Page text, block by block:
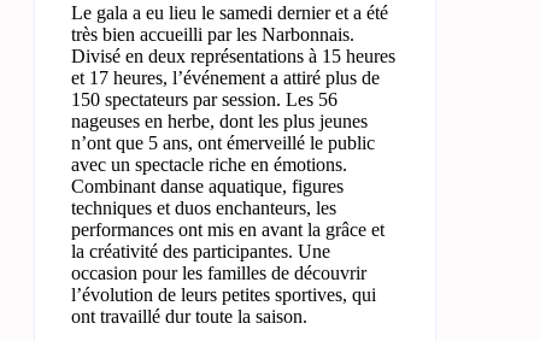
Le gala a eu lieu le samedi dernier et a été
très bien accueilli par les Narbonnais.
Divisé en deux représentations à 15 heures
et 17 heures, l’événement a attiré plus de
150 spectateurs par session. Les 56
nageuses en herbe, dont les plus jeunes
n’ont que 5 ans, ont émerveillé le public
avec un spectacle riche en émotions.
Combinant danse aquatique, figures
techniques et duos enchanteurs, les
performances ont mis en avant la grâce et
la créativité des participantes. Une
occasion pour les familles de découvrir
l’évolution de leurs petites sportives, qui
ont travaillé dur toute la saison.